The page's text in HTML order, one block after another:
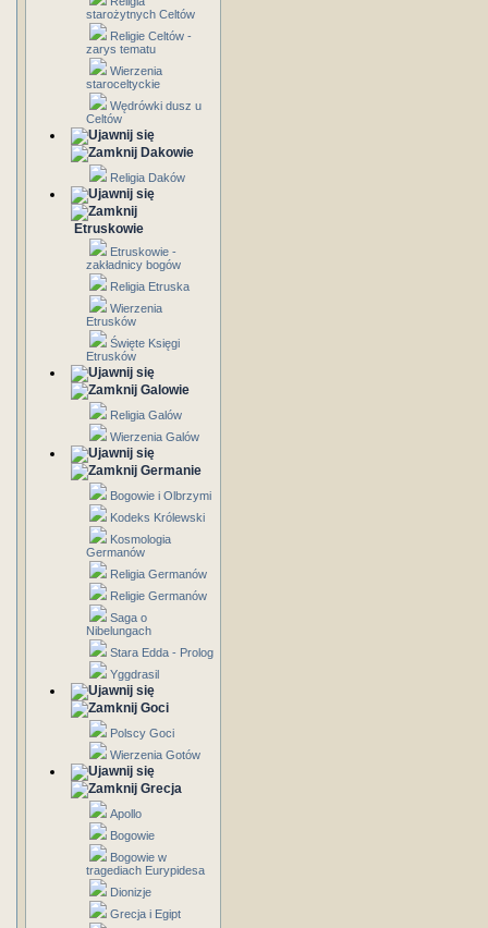
starożytnych Celtów
Religie Celtów -
zarys tematu
Wierzenia
staroceltyckie
Wędrówki dusz u
Celtów
Dakowie
Religia Daków
Etruskowie
Etruskowie -
zakładnicy bogów
Religia Etruska
Wierzenia
Etrusków
Święte Księgi
Etrusków
Galowie
Religia Galów
Wierzenia Galów
Germanie
Bogowie i Olbrzymi
Kodeks Królewski
Kosmologia
Germanów
Religia Germanów
Religie Germanów
Saga o
Nibelungach
Stara Edda - Prolog
Yggdrasil
Goci
Polscy Goci
Wierzenia Gotów
Grecja
Apollo
Bogowie
Bogowie w
tragediach Eurypidesa
Dionizje
Grecja i Egipt